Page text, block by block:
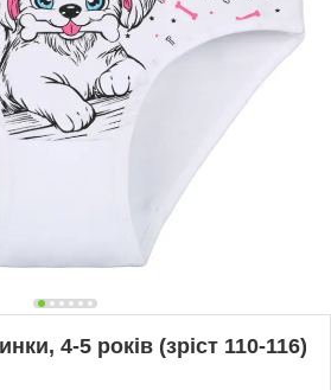
4-5 років (зріст 110-116)